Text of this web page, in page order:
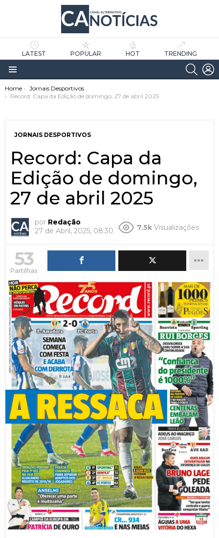
LATEST POPULAR HOT TRENDING
Menu
You are here:
Home
Jornais Desportivos
Record: Capa da Edição de domingo, 27 de abril 2025
JORNAIS DESPORTIVOS
Record: Capa da
Edição de domingo,
27 de abril 2025
por Redação
27 de Abril, 2025, 08:30
7.5k Visualizações
53
Partilhas